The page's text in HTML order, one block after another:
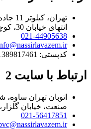
انتهای خیابان 30، کوچه شهریور 3، پلاک 1
021-44905638
کدپستی: 1389817461
ارتباط با سایت 2
اتوبان تهران
صنعت، خیابان
021-56417851